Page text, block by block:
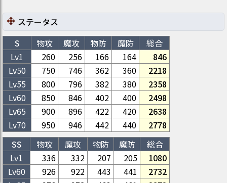
ステータス
S
物攻 魔攻 物防 魔防
総合
Lv1
260 256 166 164
846
Lv50 750 746 362 360
2218
Lv55 800 796 382 380
2358
Lv60 850 846 402 400
2498
Lv65 900 896 422 420
2638
Lv70 950 946 442 440
2778
SS
物攻 魔攻 物防 魔防
総合
Lv1
336 332 207 205
1080
Lv60 926 922 443 441
2732